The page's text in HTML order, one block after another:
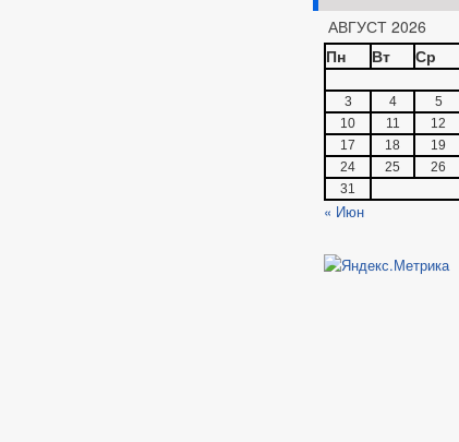
АВГУСТ 2026
Пн
Вт Ср
3
4 5
10
11 12
17
18 19
24
25 26
31
« Июн